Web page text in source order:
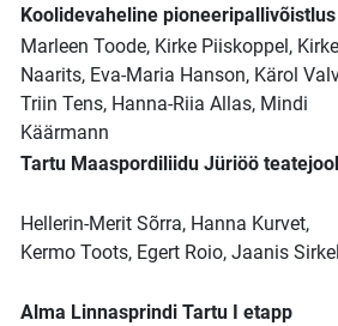
Koolidevaheline pioneeripallivõistlus
Marleen Toode, Kirke Piiskoppel, Kirke
Naarits, Eva-Maria Hanson, Kärol
Triin Tens, Hanna-Riia Allas, Mindi
Käärmann
Tartu Maaspordiliidu Jüriöö
Hellerin-Merit Sõrra, Hanna Kurvet,
Kermo Toots, Egert Roio, Jaanis Sirkel
Alma Linnasprindi Tartu I etapp